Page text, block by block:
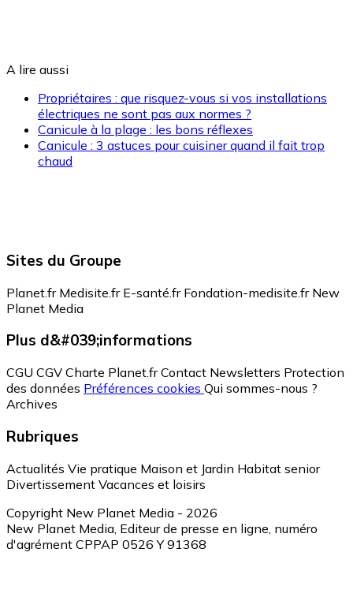
A lire aussi
Propriétaires : que risquez-vous si vos installations
électriques ne sont pas aux normes ?
Canicule à la plage : les bons réflexes
Canicule : 3 astuces pour cuisiner quand il fait trop
chaud
Sites du Groupe
Planet.fr Medisite.fr E-santé.fr Fondation-medisite.fr New
Planet Media
Plus d&#039;informations
CGU CGV Charte Planet.fr Contact Newsletters Protection
des données Préférences cookies Qui sommes-nous ?
Archives
Rubriques
Actualités Vie pratique Maison et Jardin Habitat senior
Divertissement Vacances et loisirs
Copyright New Planet Media - 2026
New Planet Media, Editeur de presse en ligne, numéro
d'agrément CPPAP 0526 Y 91368